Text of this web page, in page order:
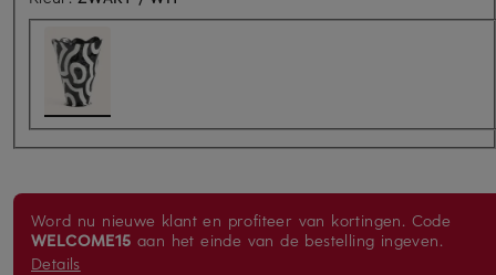
Word nu nieuwe klant en profiteer van kortingen. Code
WELCOME15 aan het einde van de bestelling ingeven.
Details